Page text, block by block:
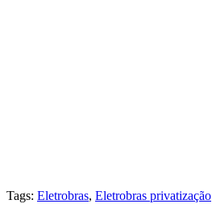
Tags: Eletrobras, Eletrobras privatização